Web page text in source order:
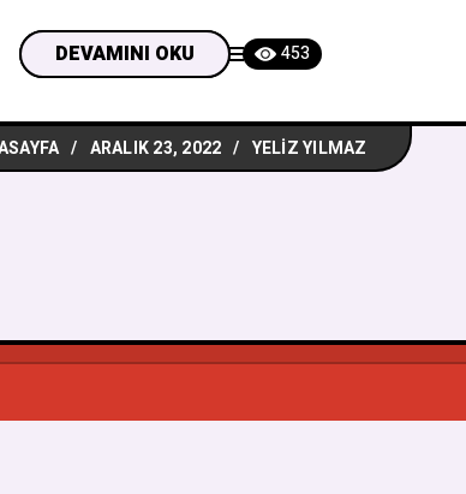
dünyanın pek çok yerinde, özveri ile
DEVAMINI OKU 453
ARALIK 23, 2022 YELIZ YILMAZ